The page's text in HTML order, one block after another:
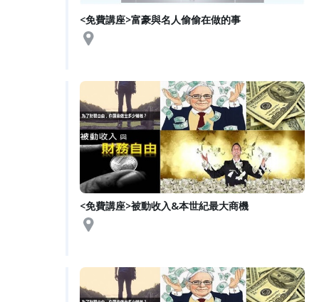
<免費講座>富豪與名人偷偷在做的事
<免費講座>被動收入&本世紀最大商機